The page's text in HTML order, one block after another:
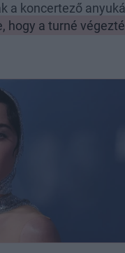
a koncertező
hogy a turné